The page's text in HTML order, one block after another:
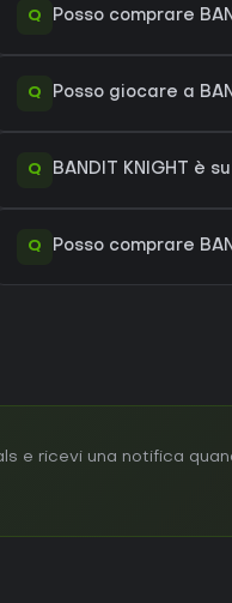
Q Posso comprare
Q Posso giocare a
Q BANDIT KNIGHT è
Q Posso comprare
e ricevi una notifica